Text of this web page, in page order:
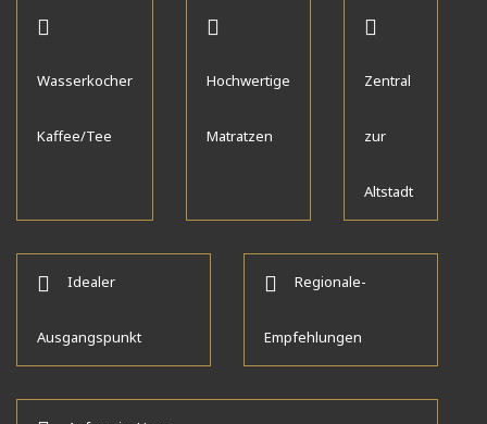
Wasserkocher
Kaffee/Tee
Hochwertige
Matratzen
Zentral
zur
Altstadt
Idealer
Ausgangspunkt
Regionale-
Empfehlungen